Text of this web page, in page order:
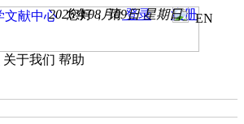
您好， 请登录 注册EN
2026年08月09日 星期日
关于我们 帮助